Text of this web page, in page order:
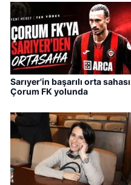
Sarıyer'in başarılı orta sahası
Çorum FK yolunda